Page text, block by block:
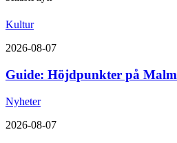
Kultur
2026-08-07
Guide: Höjdpunkter på
Nyheter
2026-08-07